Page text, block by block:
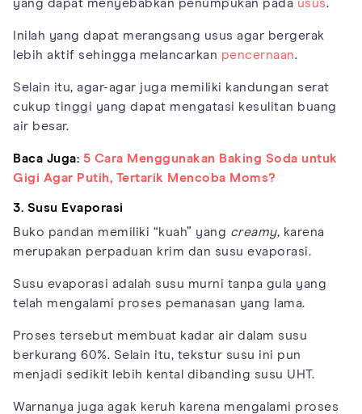
yang dapat menyebabkan penumpukan pada usus.
Inilah yang dapat merangsang usus agar bergerak
lebih aktif sehingga melancarkan pencernaan.
Selain itu, agar-agar juga memiliki kandungan serat
cukup tinggi yang dapat mengatasi kesulitan buang
air besar.
Baca Juga: 5 Cara Menggunakan Baking Soda untuk
Gigi Agar Putih, Tertarik Mencoba Moms?
3. Susu Evaporasi
Buko pandan memiliki “kuah” yang creamy, karena
merupakan perpaduan krim dan susu evaporasi.
Susu evaporasi adalah susu murni tanpa gula yang
telah mengalami proses pemanasan yang lama.
Proses tersebut membuat kadar air dalam susu
berkurang 60%. Selain itu, tekstur susu ini pun
menjadi sedikit lebih kental dibanding susu UHT.
Warnanya juga agak keruh karena mengalami proses